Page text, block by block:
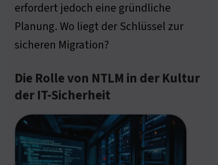
erfordert jedoch eine gründliche
Planung. Wo liegt der Schlüssel zur
sicheren Migration?
Die Rolle von NTLM in der Kultur
der IT-Sicherheit